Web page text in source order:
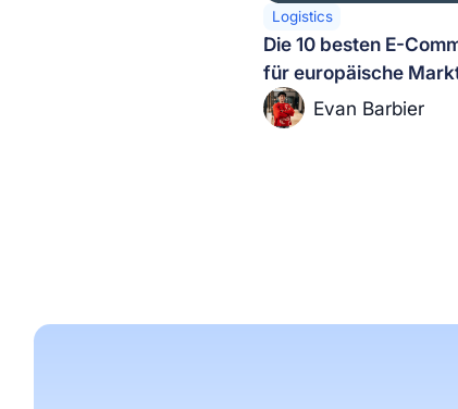
Logistics
Die 10 besten E-
für europäische
Evan Barbier